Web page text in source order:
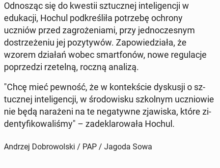
Odnosząc się do kwestii sz­tucznej in­teligencji w
edukacji, Hochul pod­kreśliła potrze­bę ochrony
uczniów przed za­groże­ni­a­mi, przy jed­noczes­nym
dostrzeże­niu jej pozy­ty­wów. Za­powiedzi­ała, że
wzorem działań wobec smart­fonów, nowe reg­u­lac­je
poprzedzi rzetel­ną, roczną analizą.
"Chcę mieć pewność, że w kon­tekś­cie dyskusji o sz­
tucznej in­teligencji, w środowisku szkol­nym uczniowie
nie będą narażeni na te negaty­wne zjawiska, które zi­
den­ty­fikowal­iśmy" – zadeklarowała Hochul.
Andrzej Dobrowolski / PAP / Jagoda Sowa